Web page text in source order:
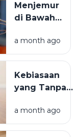
Tinggal yang
Bersih
Kesejahteraan
Kita?
Menjemur
di Bawah
atau Di
Tempat
Mana yang
Lebih
a month ago
Kebiasaan
yang Tanpa
Mengundang
Kecoak,
a month ago